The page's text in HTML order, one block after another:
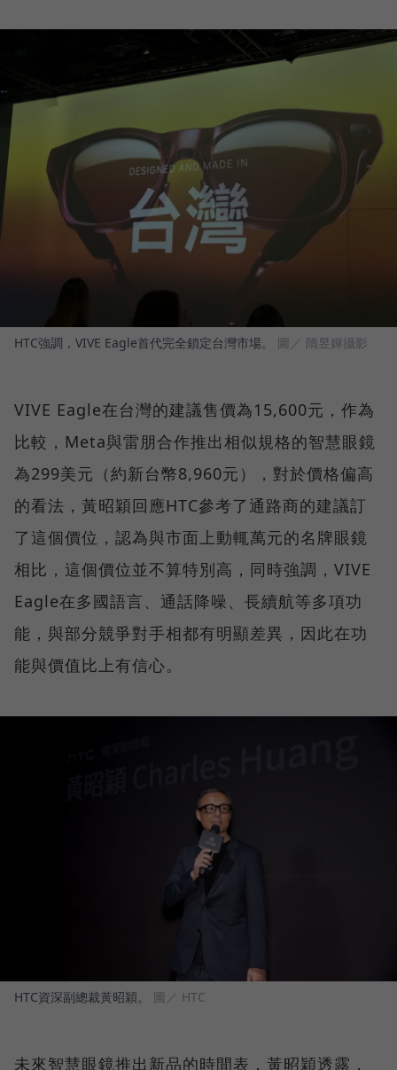
HTC強調，VIVE Eagle首代完全鎖定台灣市場。 圖／ 隋昱嬋攝影
VIVE Eagle在台灣的建議售價為15,600元，作為
比較，Meta與雷朋合作推出相似規格的智慧眼鏡
為299美元（約新台幣8,960元），對於價格偏高
的看法，黃昭穎回應HTC參考了通路商的建議訂
了這個價位，認為與市面上動輒萬元的名牌眼鏡
相比，這個價位並不算特別高，同時強調，VIVE
Eagle在多國語言、通話降噪、長續航等多項功
能，與部分競爭對手相都有明顯差異，因此在功
能與價值比上有信心。
HTC資深副總裁黃昭穎。 圖／ HTC
未來智慧眼鏡推出新品的時間表，黃昭穎透露，